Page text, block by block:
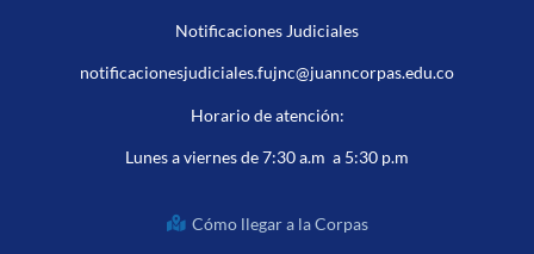
Notificaciones Judiciales
notificacionesjudiciales.fujnc@juanncorpas.edu.co
Horario de atención:
Lunes a viernes de 7:30 a.m a 5:30 p.m
Cómo llegar a la Corpas